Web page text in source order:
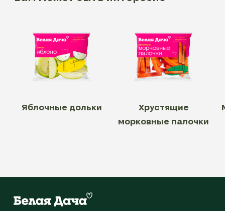
Яблочные дольки
Хрустящие
морковные палочки